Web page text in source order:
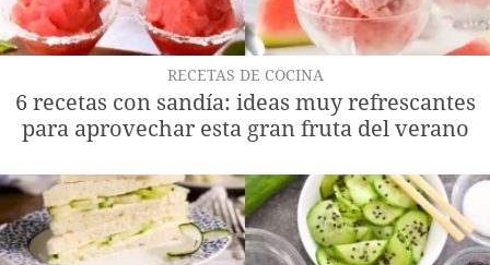
RECETAS DE COCINA
6 recetas con sandía: ideas muy refrescantes
para aprovechar esta gran fruta del verano